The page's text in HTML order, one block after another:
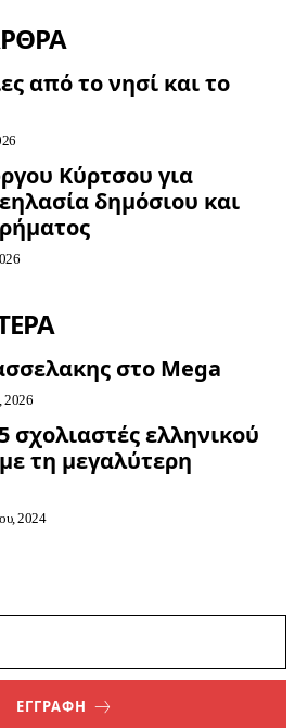
από το νησί και το
Κύρτσου για
δημόσιου και
στο Mega
2026
σχολιαστές ελληνικού
τη μεγαλύτερη
2024
ΕΓΓΡΑΦΗ